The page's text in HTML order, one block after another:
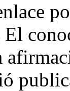
El